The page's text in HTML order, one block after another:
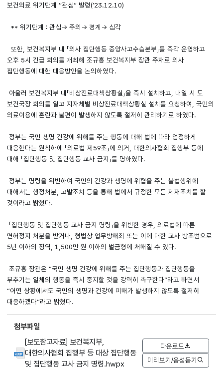
보건의료 위기단계 ‘’관심” 발령(’23.12.10)
** 위기단계 : 관심→ 주의→ 경계→ 심각
또한, 보건복지부 내 「의사 집단행동 중앙사고수습본부」를 즉각 운영하고
오후 5시 긴급 회의를 개최해 조규홍 보건복지부 장관 주재로 의사
집단행동에 대한 대응방안을 논의하였다.
아울러 보건복지부 내「비상진료대책상황실」을 즉시 설치하고, 내일 시 도
보건국장 회의를 열고 지자체별 비상진료대책상황실 설치를 요청하여, 국민의
의료이용에 혼란과 불편이 발생하지 않도록 철저히 관리하기로 하였다.
정부는 국민 생명 건강에 위해를 주는 행동에 대해 법에 따라 엄정하게
대응한다는 원칙하에 「의료법 제59조」에 의거, 대한의사협회 집행부 등에
대해 「집단행동 및 집단행동 교사 금지」를 명하였다.
정부는 명령을 위반하여 국민의 건강과 생명에 위협을 주는 불법행위에
대해서는 행정처분, 고발조치 등을 통해 법에서 규정한 모든 제재조치를 할
것이라고 밝혔다.
「집단행동 및 집단행동 교사 금지 명령」을 위반한 경우, 의료법에 따른
면허정지 처분을 받거나, 형법상 업무방해죄 또는 이에 대한 교사 방조범으로
5년 이하의 징역, 1,500만 원 이하의 벌금형에 처해질 수 있다.
조규홍 장관은 “국민 생명 건강에 위해를 주는 집단행동과 집단행동을
부추기는 일체의 행동을 즉시 중지할 것을 강력히 촉구한다”라고 하면서
“어떤 상황에서도 국민의 생명과 건강에 피해가 발생하지 않도록 철저히
대응하겠다”라고 밝혔다.
첨부파일
[보도참고자료] 보건복지부,
대한의사협회 집행부 등 대상 집단행동
및 집단행동 교사 금지 명령.hwpx
다운로드
미리보기/음성듣기